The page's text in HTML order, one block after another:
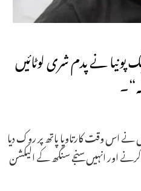
پونیا نے پدم شری لوٹائیں
نے اس وقت کارتاویا پاتھ پر روک دیا
اور انہیں سنجے سنگھ کے الیکشن